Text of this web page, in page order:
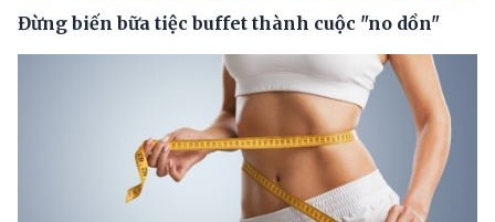
Đừng biến bữa tiệc buffet thành cuộc "no dồn"